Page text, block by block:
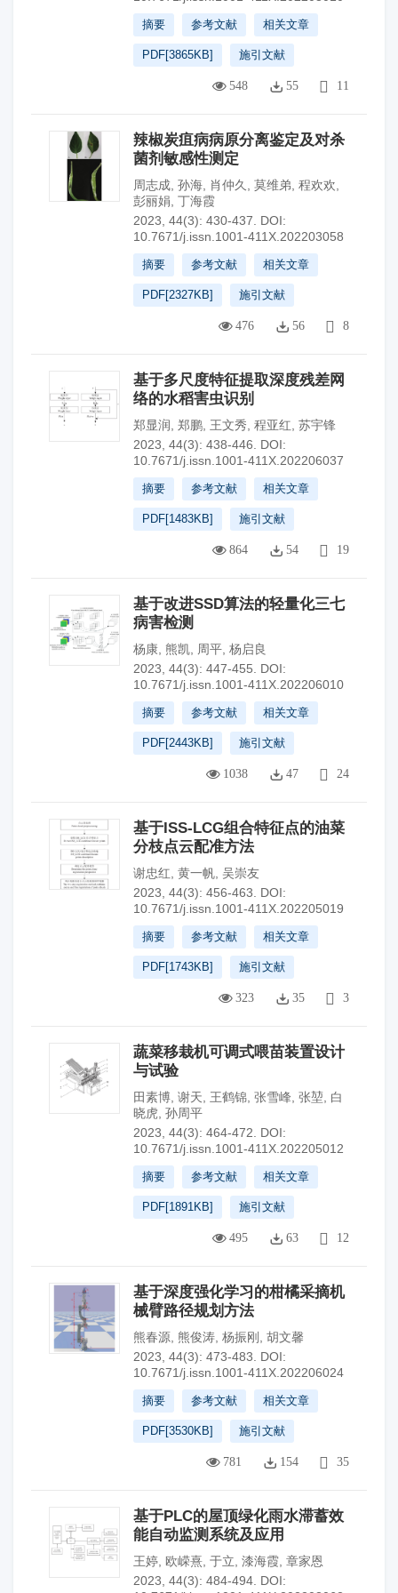
摘要 参考文献 相关文章
PDF[3865KB] 施引文献
548 55 11
辣椒炭疽病病原分离鉴定及对杀
菌剂敏感性测定
周志成 孙海 肖仲久 莫维弟 程欢欢
彭丽娟 丁海霞
2023, 44(3): 430-437.
DOI:
10.7671/j.issn.1001-411X.202203058
摘要 参考文献 相关文章
PDF[2327KB] 施引文献
476 56 8
基于多尺度特征提取深度残差网
络的水稻害虫识别
郑显润 郑鹏 王文秀 程亚红 苏宇锋
2023, 44(3): 438-446.
DOI:
10.7671/j.issn.1001-411X.202206037
摘要 参考文献 相关文章
PDF[1483KB] 施引文献
864 54 19
基于改进SSD算法的轻量化三七
病害检测
杨康 熊凯 周平 杨启良
2023, 44(3): 447-455.
DOI:
10.7671/j.issn.1001-411X.202206010
摘要 参考文献 相关文章
PDF[2443KB] 施引文献
1038 47 24
基于ISS-LCG组合特征点的油菜
分枝点云配准方法
谢忠红 黄一帆 吴崇友
2023, 44(3): 456-463.
DOI:
10.7671/j.issn.1001-411X.202205019
摘要 参考文献 相关文章
PDF[1743KB] 施引文献
323 35 3
蔬菜移栽机可调式喂苗装置设计
与试验
田素博 谢天 王鹤锦 张雪峰 张堃
白
晓虎 孙周平
2023, 44(3): 464-472.
DOI:
10.7671/j.issn.1001-411X.202205012
摘要 参考文献 相关文章
PDF[1891KB] 施引文献
495 63 12
基于深度强化学习的柑橘采摘机
械臂路径规划方法
熊春源 熊俊涛 杨振刚
胡文馨
2023, 44(3): 473-483.
DOI:
10.7671/j.issn.1001-411X.202206024
摘要 参考文献 相关文章
PDF[3530KB] 施引文献
781 154 35
基于PLC的屋顶绿化雨水滞蓄效
能自动监测系统及应用
王婷 欧嵘熹 于立 漆海霞 章家恩
2023, 44(3): 484-494. DOI: